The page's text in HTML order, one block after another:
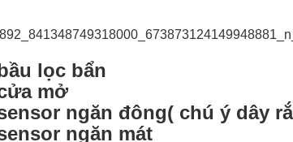
lọc bẩn
mở
ngăn đông( chú ý dây
ngăn mát